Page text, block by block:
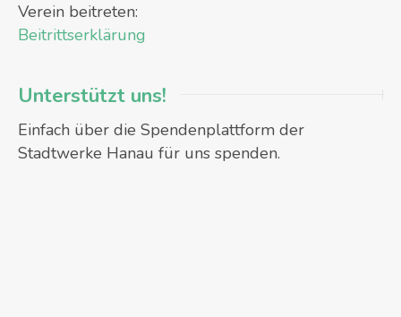
Verein beitreten:
Beitrittserklärung
Unterstützt uns!
Einfach über die Spendenplattform der
Stadtwerke Hanau für uns spenden.